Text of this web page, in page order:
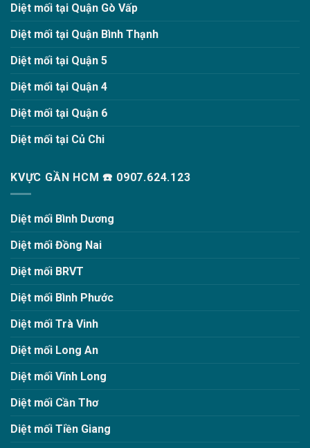
Diệt mối tại Quận Gò Vấp
Diệt mối tại Quận Bình Thạnh
Diệt mối tại Quận 5
Diệt mối tại Quận 4
Diệt mối tại Quận 6
Diệt mối tại Củ Chi
KVỰC GẦN HCM ☎️ 0907.624.123
Diệt mối Bình Dương
Diệt mối Đồng Nai
Diệt mối BRVT
Diệt mối Bình Phước
Diệt mối Trà Vinh
Diệt mối Long An
Diệt mối Vĩnh Long
Diệt mối Cần Thơ
Diệt mối Tiền Giang